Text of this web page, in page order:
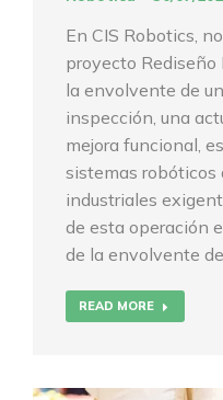
En CIS Robotics,
proyecto
la envolvente de
inspección, una
mejora funcional,
sistemas robóticos
industriales
de esta operación
de la envolvente
READ MORE